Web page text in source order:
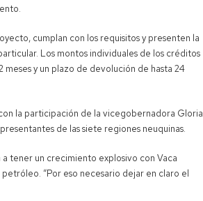
cumplan con los requisitos y presenten la
Los montos individuales de los créditos
meses y un plazo de devolución de hasta 24
la participación de la vicegobernadora Gloria
de las siete regiones neuquinas.
tener un crecimiento explosivo con Vaca
“Por eso necesario dejar en claro el